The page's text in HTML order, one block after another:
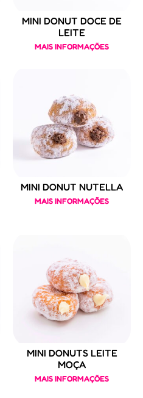
MINI DONUT DOCE DE
LEITE
MAIS INFORMAÇÕES
MINI DONUT NUTELLA
MAIS INFORMAÇÕES
MINI DONUTS LEITE
MOÇA
MAIS INFORMAÇÕES